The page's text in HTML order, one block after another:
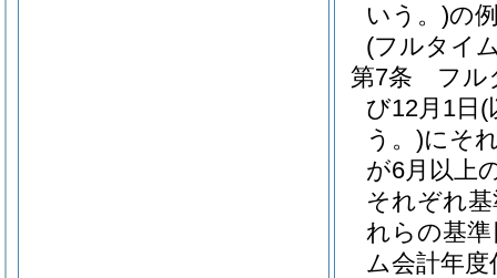
いう。)の
(フルタイ
第7条
フル
び12月1日 (
う。)にそ
が6月以上
それぞれ
れらの基
ム会計年